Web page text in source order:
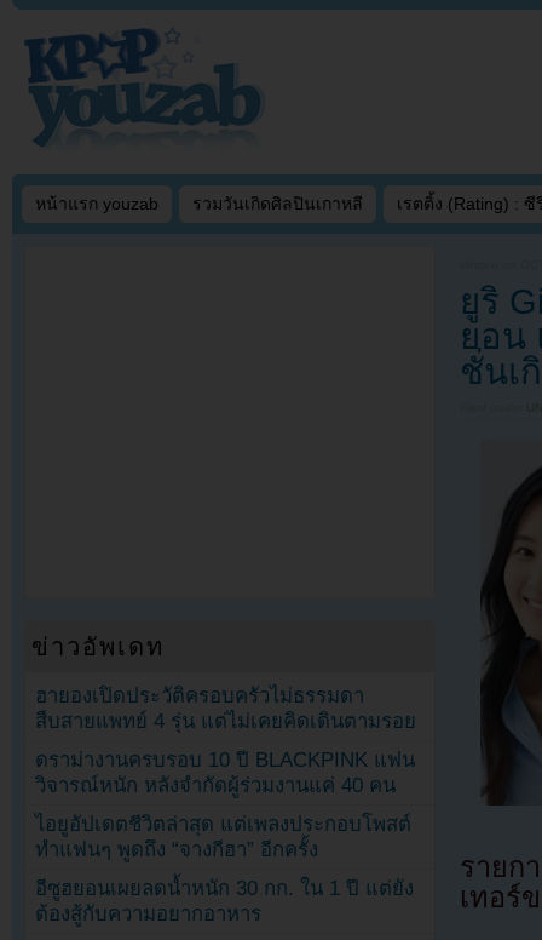
หน้าแรก youzab รวมวันเกิดศิลปินเกาหลี เรตติ้ง (Rating) : ซี
ยูริ
ยอน
ชั่นเ
รายก
เทอร์
ข่าวอัพเดท
ฮายองเปิดประวัติครอบครัวไม่ธรรมดา
สืบสายแพทย์ 4 รุ่น แต่ไม่เคยคิดเดินตามรอย
ดราม่างานครบรอบ 10 ปี BLACKPINK แฟน
วิจารณ์หนัก หลังจำกัดผู้ร่วมงานแค่ 40 คน
ไอยูอัปเดตชีวิตล่าสุด แต่เพลงประกอบโพสต์
ทำแฟนๆ พูดถึง “จางกีฮา” อีกครั้ง
อีซูฮยอนเผยลดน้ำหนัก 30 กก. ใน 1 ปี แต่ยัง
ต้องสู้กับความอยากอาหาร